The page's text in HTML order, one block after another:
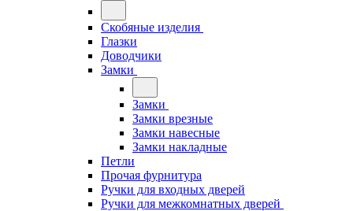
Скобяные изделия
Глазки
Доводчики
Замки
Замки
Замки врезные
Замки навесные
Замки накладные
Петли
Прочая фурнитура
Ручки для входных дверей
Ручки для межкомнатных дверей